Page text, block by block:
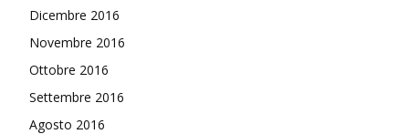
Dicembre 2016
Novembre 2016
Ottobre 2016
Settembre 2016
Agosto 2016